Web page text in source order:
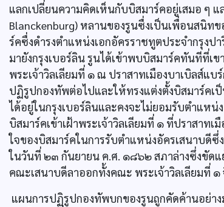
แลกเปลี่ยนความคิดเห็นกับบิสมาร์คอยู่เสมอ ๆ
Blanckenburg) หลานของรูนซื่งเป็นเพื่อนสนิท
ร์คซื่งดำรงตำแหน่งเอกอัครราชทูตประจำกรุงป
มายังกรุงเบอร์ลิน รูนได้เข้าพบบิสมาร์คทันทีที่เ
พระเจ้าวิลเลียมที่ ๑ ณ ปราสาทเมืองบาเบิลส์แบ
ปฏิรูปกองทัพต่อไปและให้ทรงแต่งตั้งบิสมาร์คเ
ได้อยู่ในกรุงเบอร์ลินและคงจะไม่ยอมรับตำแหน่
บิสมาร์คเข้าเฝ้าพระเจ้าวิลเลียมที่ ๑ ที่ปราสาท
ใจของบิสมาร์คในการรับตำแหน่งอัครเสนาบดี
ในวันที่ ๒๓ กันยายน ค.ศ. ๑๘๖๒ สภาล่างซึ่งขัด
คณะเสนาบดีลาออกทั้งคณะ พระเจ้าวิลเลียมที่ ๑
แผนการปฏิรูปกองทัพบกของรูนถูกคัดค้านอย่า